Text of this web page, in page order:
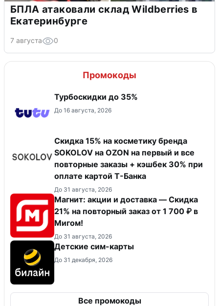
БПЛА атаковали склад Wildberries в
Екатеринбурге
7 августа 0
Промокоды
Турбоскидки до 35%
До 16 августа, 2026
Скидка 15% на косметику бренда
SOKOLOV на OZON на первый и все
повторные заказы + кэшбек 30% при
оплате картой Т-Банка
До 31 августа, 2026
Магнит: акции и доставка — Скидка
21% на повторный заказ от 1 700 ₽ в
Мигом!
До 31 августа, 2026
Детские сим-карты
До 31 декабря, 2026
Все промокоды